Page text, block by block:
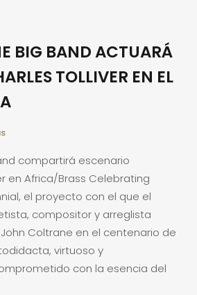
BIG BAND ACTUARÁ
TOLLIVER EN EL
compartirá escenario
en Africa/Brass Celebrating
el proyecto con el que el
compositor y arreglista
Coltrane en el centenario de
virtuoso y
con la esencia del